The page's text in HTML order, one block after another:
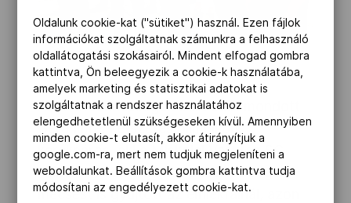
Juhász Ákos/minap.hu
Az avatóünnepségen beszédet mondott
Géra Imre, kétszeres olimpikon
kerékpáros, aki a Miskolci Vasutas SC
színeiben versenyzett. Beszéde végén
mécsest is gyújtott az emlékfalnál, azon
Oldalunk cookie-kat ("sütiket") használ. Ezen fájlok
információkat szolgáltatnak számunkra a felhasználó
oldallátogatási szokásairól. Mindent elfogad gombra
kattintva, Ön beleegyezik a cookie-k használatába,
amelyek marketing és statisztikai adatokat is
szolgáltatnak a rendszer használatához
elengedhetetlenül szükségeseken kívül. Amennyiben
minden cookie-t elutasít, akkor átirányítjuk a
google.com-ra, mert nem tudjuk megjeleníteni a
weboldalunkat. Beállítások gombra kattintva tudja
módosítani az engedélyezett cookie-kat.